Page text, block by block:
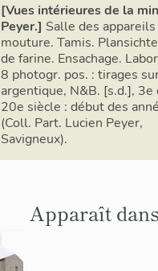
[Vues intérieures de la
Peyer.] Salle des
mouture. Tamis.
de farine. Ensachage.
8 photogr. pos. : tirages
argentique, N&B. [s.d.], 3e
20e siècle : début des
(Coll. Part. Lucien Peyer,
Savigneux).
Apparaît